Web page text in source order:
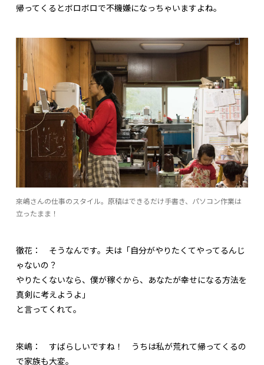
帰ってくるとボロボロで不機嫌になっちゃいますよね。
來嶋さんの仕事のスタイル。原稿はできるだけ手書き、パソコン作業は
立ったまま！
徹花： そうなんです。夫は「自分がやりたくてやってるんじ
ゃないの？
やりたくないなら、僕が稼ぐから、あなたが幸せになる方法を
真剣に考えようよ」
と言ってくれて。
來嶋： すばらしいですね！ うちは私が荒れて帰ってくるの
で家族も大変。